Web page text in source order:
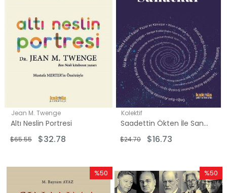
Jean M. Twenge
Altı Neslin Portresi
$32.78
$65.55
Kolektif
Saadettin Ökten İle Sanat Üzerine Düşünceler: Sanat ve Sanatkar
$16.73
$24.70
%50
%50
İndirim